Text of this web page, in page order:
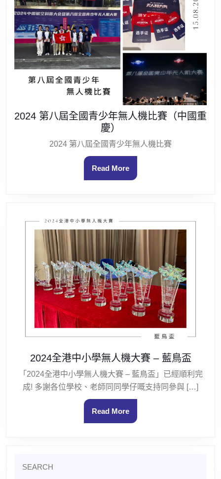
2024 第八屆全國青少年無人機比賽（中國重
慶）
2024 第八屆全國青少年無人機比賽
Read More
2024全港中小學無人機大賽 – 藍鳥盃
「2024全港中小學無人機大賽 – 藍鳥盃」已經順利完
成! 多謝各位學校、老師同同學仔嘅支持同參與 […]
Read More